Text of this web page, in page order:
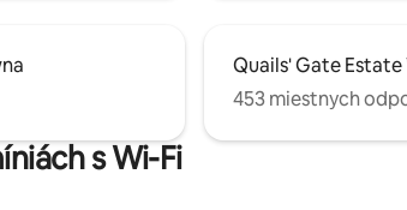
Quails' Gate
453 miestnych
s Wi-Fi